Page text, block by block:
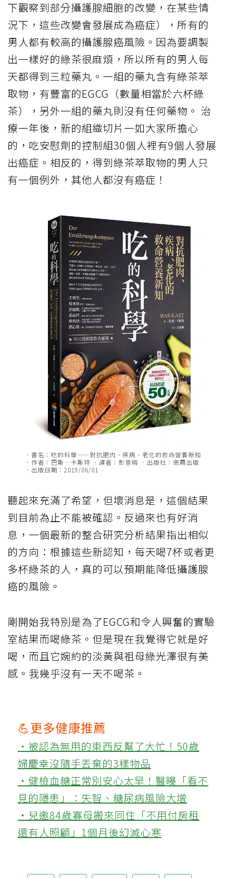
下觀察到部分攝護腺細胞的改變，在某些情
況下，這些改變會發展成為癌症），所有的
男人都有較高的攝護腺癌風險。因為要調製
出一樣好的綠茶很麻煩，所以所有的男人每
天都得到三粒藥丸。一組的藥丸含有綠茶萃
取物，有豐富的EGCG（數量相當於六杯綠
茶），另外一組的藥丸則沒有任何藥物。 治
療一年後，新的組織切片一如大家所擔心
的，吃安慰劑的控制組30個人裡有9個人發展
出癌症。相反的，得到綠茶萃取物的男人只
有一個例外，其他人都沒有癌症！
．書名：吃的科學——對抗肥肉、疾病、老化的救命營養新知
．作者：巴斯．卡斯特 ．譯者：彭意梅 ．出版社：商周出版
．出版日期：2019/06/01
聽起來充滿了希望，但壞消息是，這個結果
到目前為止不能被確認。反過來也有好消
息，一個最新的整合研究分析結果指出相似
的方向：根據這些新認知，每天喝7杯或者更
多杯綠茶的人，真的可以預期能降低攝護腺
癌的風險。
剛開始我特別是為了EGCG和令人興奮的實驗
室結果而喝綠茶。但是現在我覺得它就是好
喝，而且它婉約的淡黃與祖母綠光澤很有美
感。我幾乎沒有一天不喝茶。
💪更多健康推薦
‧被認為無用的東西反幫了大忙！50歲
婦慶幸沒隨手丟棄的3樣物品
‧健檢血糖正常別安心太早！醫曝「看不
見的隱患」：失智、糖尿病風險大增
‧兒邀84歲寡母搬來同住「不用付房租
還有人照顧」1個月後幻滅心寒